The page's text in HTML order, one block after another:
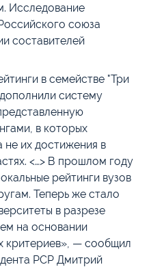
Исследование
союза
составителей
в семействе "Три
систему
в которых
не их достижения в
<…> В прошлом году
рейтинги вузов
Теперь же стало
в разрезе
на основании
критериев», — сообщил
РСР Дмитрий